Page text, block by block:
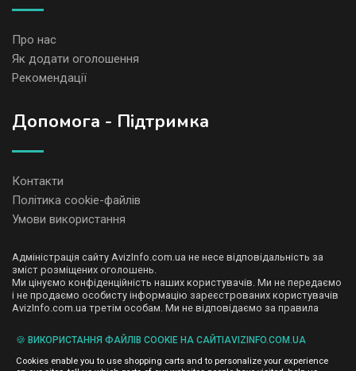
Про нас
Як додати оголошення
Рекомендації
Допомога - Підтримка
Контакти
Політика cookie-файлів
Умови використання
Адміністрація сайту AvizInfo.com.ua не несе відповідальність за
зміст розміщених оголошень.
Ми цінуємо конфіденційність наших користувачів. Ми не передаємо
і не продаємо особисту інформацію зареєстрованих користувачів
AvizInfo.com.ua третім особам. Ми не відповідаємо за правила
деяких сторінках нашого сайту представлена реклама Google
Adsense Advertising Network. Щоб дізнатися детальніше про
правила конфіденційності Googleнатисніть тут.
🍪 ВИКОРИСТАННЯ ФАЙЛІВ COOKIE НА САЙТІAVIZINFO.COM.UA
Cookies enable you to use shopping carts and to personalize your experience